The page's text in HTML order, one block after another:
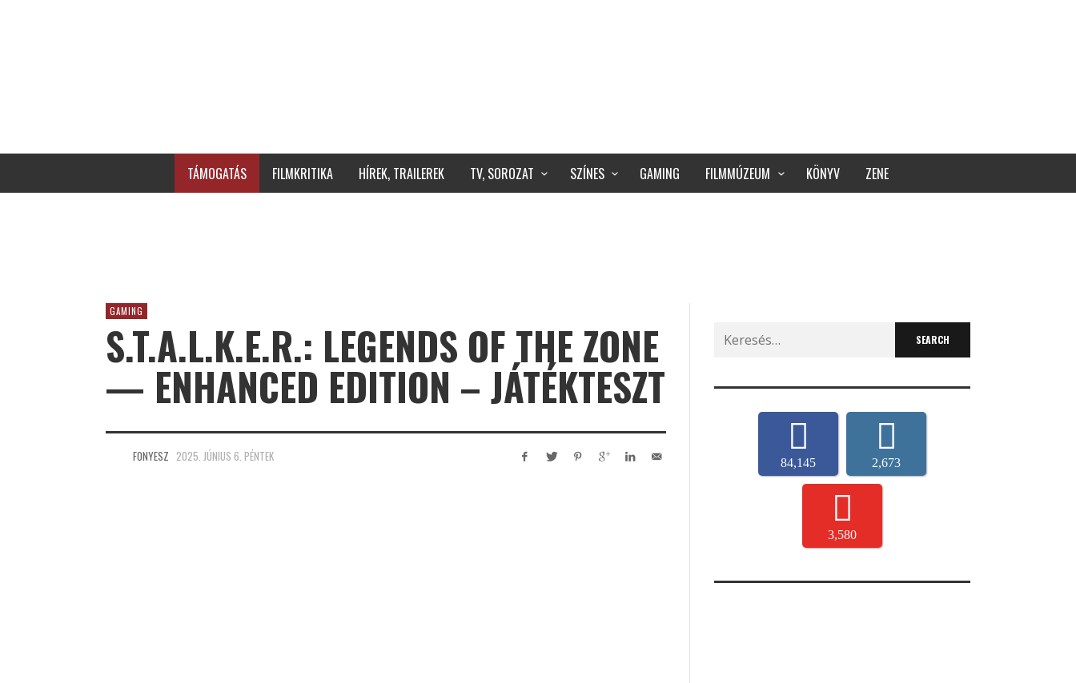
TÁMOGATÁS FILMKRITIKA HÍREK, TRAILEREK TV, SOROZAT SZÍNES GAMING FILMMÚZEUM KÖNYV ZENE
GAMING
S.T.A.L.K.E.R.: LEGENDS OF THE ZONE
— ENHANCED EDITION – JÁTÉKTESZT
FONYESZ 2025. JÚNIUS 6. PÉNTEK
Search
for:
84,145 2,673
3,580